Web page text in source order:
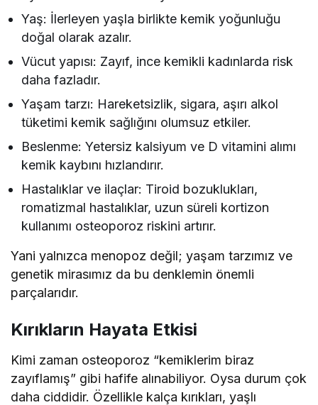
Yaş: İlerleyen yaşla birlikte kemik yoğunluğu
doğal olarak azalır.
Vücut yapısı: Zayıf, ince kemikli kadınlarda risk
daha fazladır.
Yaşam tarzı: Hareketsizlik, sigara, aşırı alkol
tüketimi kemik sağlığını olumsuz etkiler.
Beslenme: Yetersiz kalsiyum ve D vitamini alımı
kemik kaybını hızlandırır.
Hastalıklar ve ilaçlar: Tiroid bozuklukları,
romatizmal hastalıklar, uzun süreli kortizon
kullanımı osteoporoz riskini artırır.
Yani yalnızca menopoz değil; yaşam tarzımız ve
genetik mirasımız da bu denklemin önemli
parçalarıdır.
Kırıkların Hayata Etkisi
Kimi zaman osteoporoz “kemiklerim biraz
zayıflamış” gibi hafife alınabiliyor. Oysa durum çok
daha ciddidir. Özellikle kalça kırıkları, yaşlı